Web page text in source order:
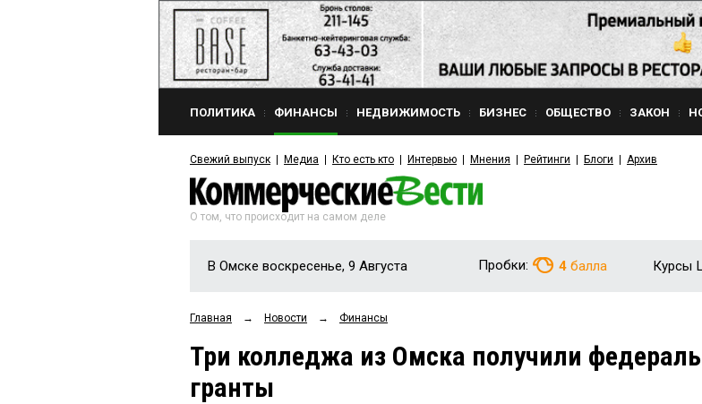
ПОЛИТИКА ФИНАНСЫ НЕДВИЖИМОСТЬ БИЗНЕС ОБЩЕСТВО ЗАКОН
Свежий выпуск Медиа Кто есть кто Интервью Мнения Рейтинги Блоги Архив
О том, что происходит на самом деле
В Омске воскресенье, 9 Августа Пробки: 4 балла Курсы
Главная → Новости → Финансы
Три колледжа из Омска получили
гранты